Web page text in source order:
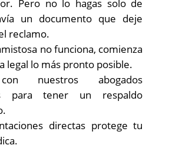
Pero no lo hagas solo de
un documento que deje
reclamo.
no funciona, comienza
legal lo más pronto posible.
nuestros abogados
para tener un respaldo
directas protege tu